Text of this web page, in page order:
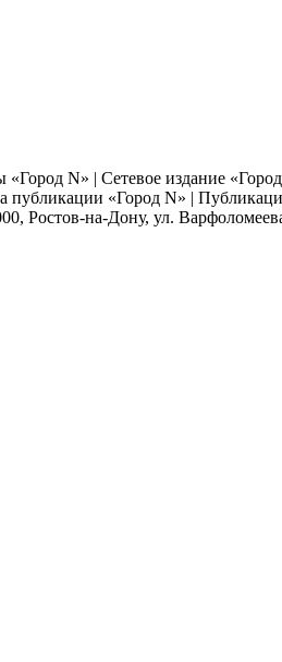
N» | Сетевое издание
публикации «Город N» |
Ростов-на-Дону, ул.